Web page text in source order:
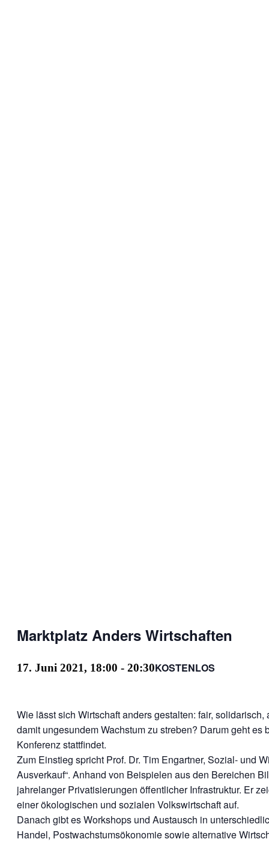
Marktplatz Anders Wirtschaften
17. Juni 2021, 18:00 - 20:30KOSTENLOS
Wie lässt sich Wirtschaft anders gestalten: fair,
damit ungesundem Wachstum zu streben? Darum geht es
Konferenz stattfindet.
Zum Einstieg spricht Prof. Dr. Tim Engartner, Sozial- und
Ausverkauf“. Anhand von Beispielen aus den Bereichen
jahrelanger Privatisierungen öffentlicher Infrastruktur. Er
einer ökologischen und sozialen Volkswirtschaft auf.
Danach gibt es Workshops und Austausch in
Handel, Postwachstumsökonomie sowie alternative